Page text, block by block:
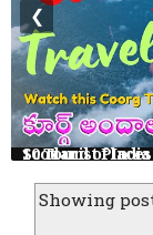
10 Tourist Places to Visit in Coorg - తెలుగులో కూర్గ్ ట్రిప్ - Scotland of India
❮
Showing